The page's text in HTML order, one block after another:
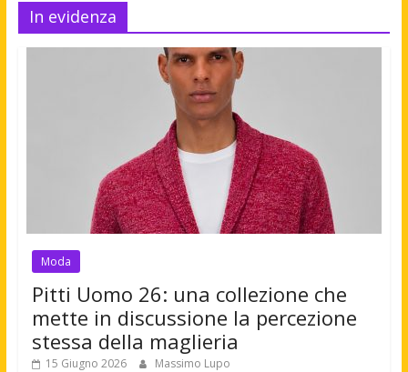
In evidenza
Moda
Pitti Uomo 26: una collezione che
mette in discussione la percezione
stessa della maglieria
15 Giugno 2026 Massimo Lupo